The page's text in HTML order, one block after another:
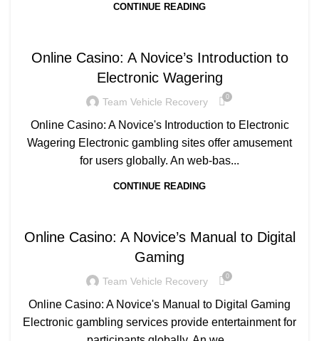
CONTINUE READING
Online Casino: A Novice’s Introduction to
Electronic Wagering
Team Vehicle Recovery 0
Online Casino: A Novice's Introduction to Electronic
Wagering Electronic gambling sites offer amusement
for users globally. An web-bas...
CONTINUE READING
Online Casino: A Novice’s Manual to Digital
Gaming
Team Vehicle Recovery 0
Online Casino: A Novice's Manual to Digital Gaming
Electronic gambling services provide entertainment for